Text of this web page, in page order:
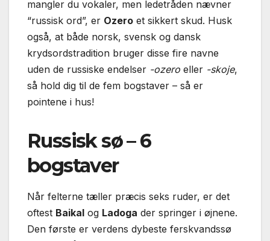
mangler du vokaler, men ledetråden nævner
“russisk ord”, er Ozero et sikkert skud. Husk
også, at både norsk, svensk og dansk
krydsordstradition bruger disse fire navne
uden de russiske endelser -ozero eller -skoje,
så hold dig til de fem bogstaver – så er
pointene i hus!
Russisk sø – 6
bogstaver
Når felterne tæller præcis seks ruder, er det
oftest Baikal og Ladoga der springer i øjnene.
Den første er verdens dybeste ferskvandssø